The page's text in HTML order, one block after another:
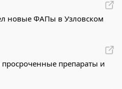
новые ФАПы в Узловском
препараты и